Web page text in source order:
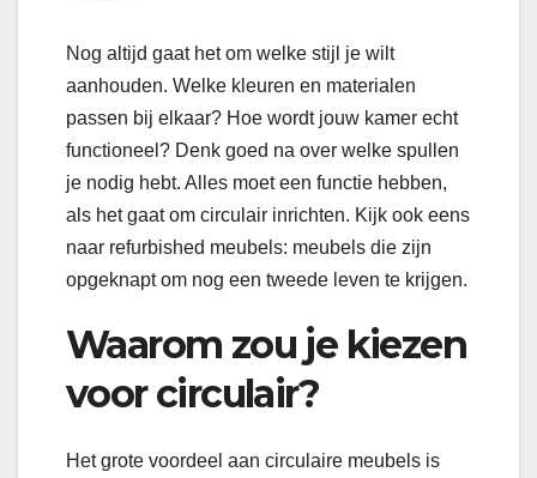
Nog altijd gaat het om welke stijl je wilt
aanhouden. Welke kleuren en materialen
passen bij elkaar? Hoe wordt jouw kamer echt
functioneel? Denk goed na over welke spullen
je nodig hebt. Alles moet een functie hebben,
als het gaat om circulair inrichten. Kijk ook eens
naar refurbished meubels: meubels die zijn
opgeknapt om nog een tweede leven te krijgen.
Waarom zou je kiezen
voor circulair?
Het grote voordeel aan circulaire meubels is